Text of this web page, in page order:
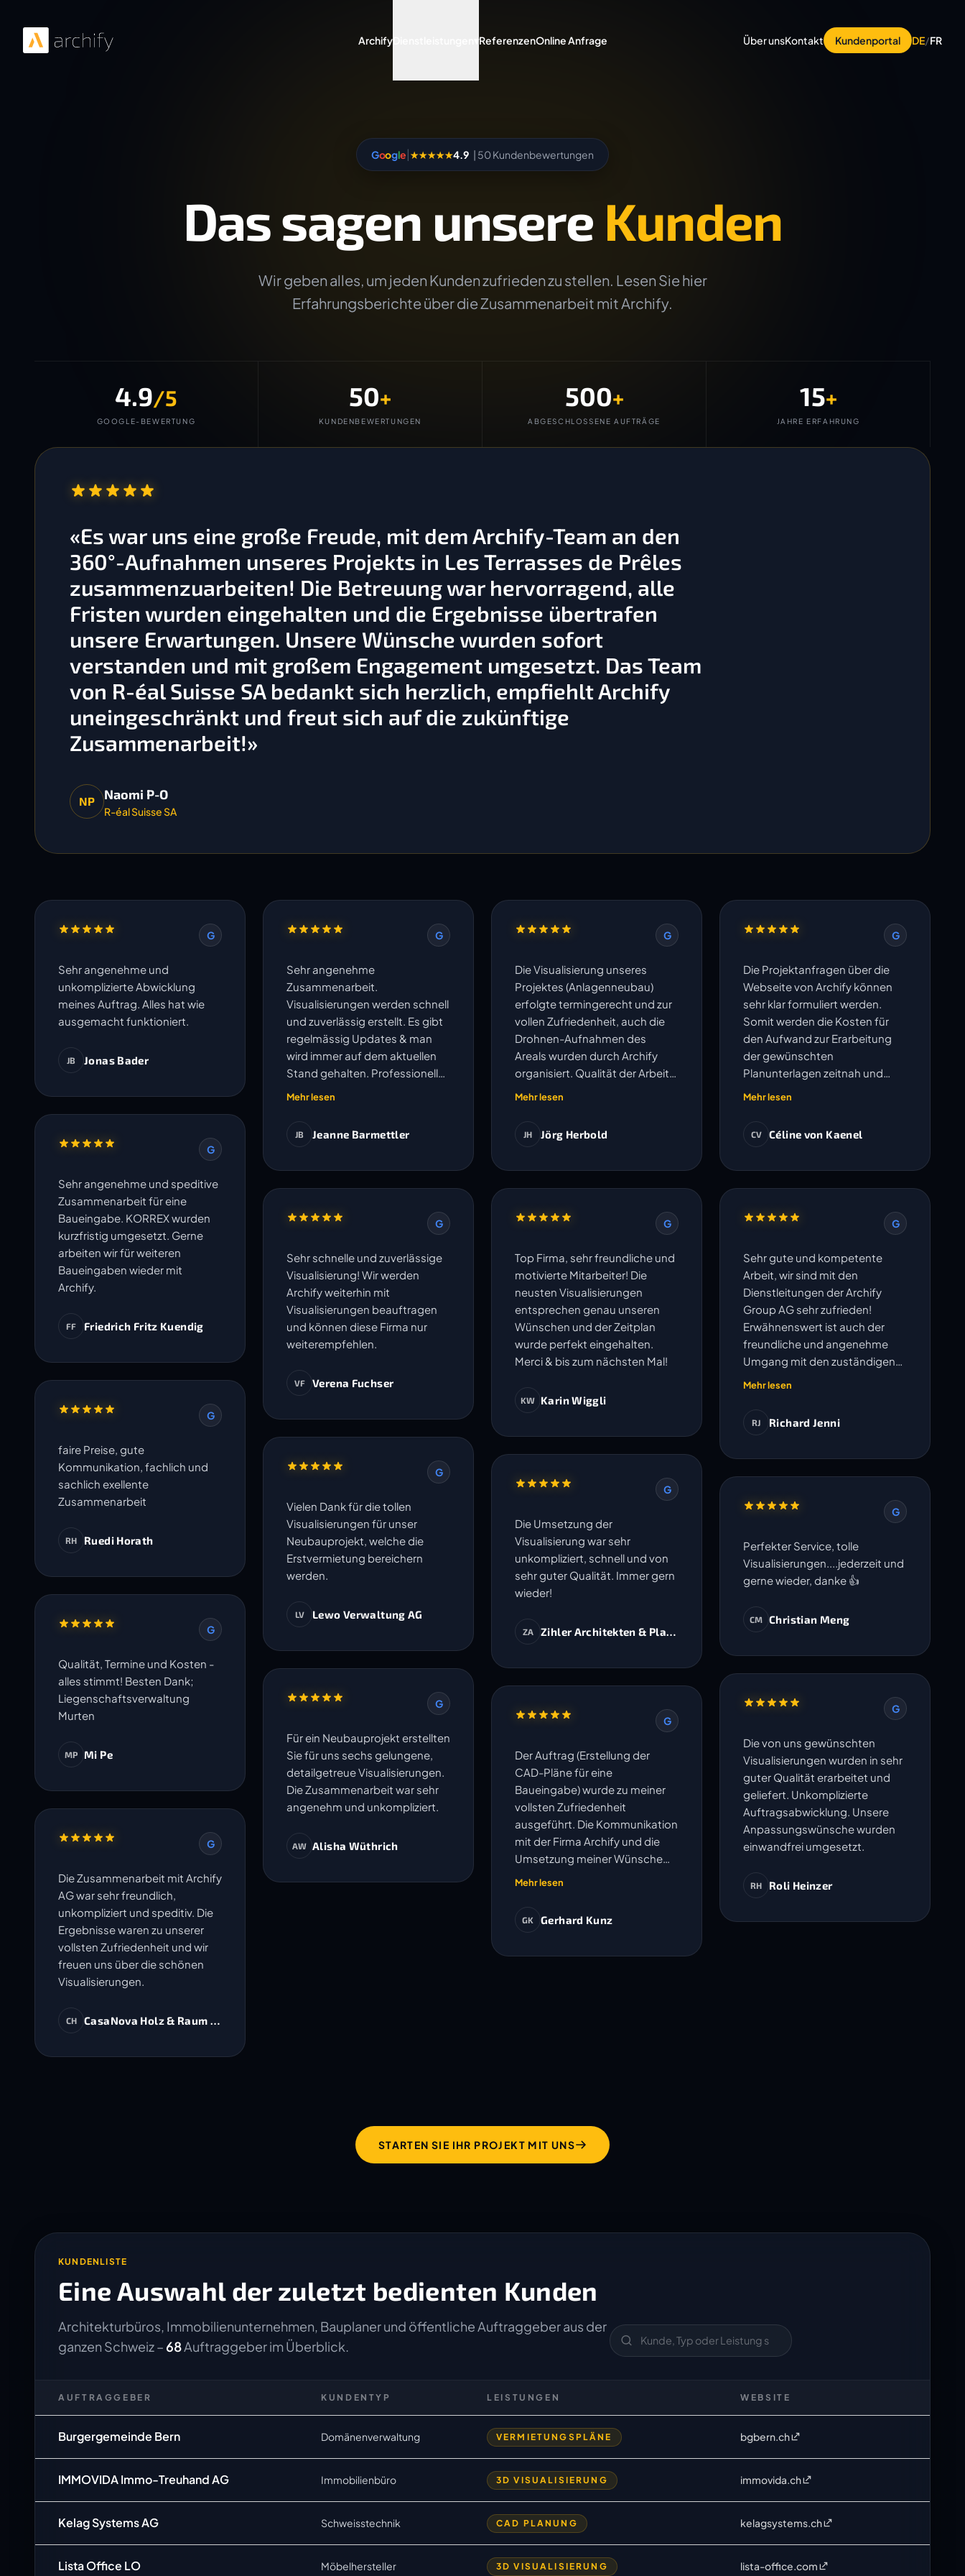
ArchifyDienstleistungen ReferenzenOnline Anfrage Über unsKontakt Kundenportal DE/FR
Google|★★★★★4.9 | 50 Kundenbewertungen
Das sagen unsere Kunden
Wir geben alles, um jeden Kunden zufrieden zu stellen. Lesen Sie hier
Erfahrungsberichte über die Zusammenarbeit mit Archify.
4.9/5
GOOGLE-BEWERTUNG
50+
KUNDENBEWERTUNGEN
500+
ABGESCHLOSSENE AUFTRÄGE
15+
JAHRE ERFAHRUNG
«Es war uns eine große Freude, mit dem Archify-Team an den
360°-Aufnahmen unseres Projekts in Les Terrasses de Prêles
zusammenzuarbeiten! Die Betreuung war hervorragend, alle
Fristen wurden eingehalten und die Ergebnisse übertrafen
unsere Erwartungen. Unsere Wünsche wurden sofort
verstanden und mit großem Engagement umgesetzt. Das Team
von R-éal Suisse SA bedankt sich herzlich, empfiehlt Archify
uneingeschränkt und freut sich auf die zukünftige
Zusammenarbeit!»
NP Naomi P-O
R-éal Suisse SA
G
Sehr angenehme und
unkomplizierte Abwicklung
meines Auftrag. Alles hat wie
ausgemacht funktioniert.
JB Jonas Bader
G
Sehr angenehme und speditive
Zusammenarbeit für eine
Baueingabe. KORREX wurden
kurzfristig umgesetzt. Gerne
arbeiten wir für weiteren
Baueingaben wieder mit
Archify.
FF Friedrich Fritz Kuendig
G
faire Preise, gute
Kommunikation, fachlich und
sachlich exellente
Zusammenarbeit
RH Ruedi Horath
G
Qualität, Termine und Kosten -
alles stimmt! Besten Dank;
Liegenschaftsverwaltung
Murten
MP Mi Pe
G
Die Zusammenarbeit mit Archify
AG war sehr freundlich,
unkompliziert und speditiv. Die
Ergebnisse waren zu unserer
vollsten Zufriedenheit und wir
freuen uns über die schönen
Visualisierungen.
CH CasaNova Holz & Raum AG
G
Sehr angenehme
Zusammenarbeit.
Visualisierungen werden schnell
und zuverlässig erstellt. Es gibt
regelmässig Updates & man
wird immer auf dem aktuellen
Stand gehalten. Professionell
und unkompliziert.
Mehr lesen
JB Jeanne Barmettler
G
Sehr schnelle und zuverlässige
Visualisierung! Wir werden
Archify weiterhin mit
Visualisierungen beauftragen
und können diese Firma nur
weiterempfehlen.
VF Verena Fuchser
G
Vielen Dank für die tollen
Visualisierungen für unser
Neubauprojekt, welche die
Erstvermietung bereichern
werden.
LV Lewo Verwaltung AG
G
Für ein Neubauprojekt erstellten
Sie für uns sechs gelungene,
detailgetreue Visualisierungen.
Die Zusammenarbeit war sehr
angenehm und unkompliziert.
AW Alisha Wüthrich
G
Die Visualisierung unseres
Projektes (Anlagenneubau)
erfolgte termingerecht und zur
vollen Zufriedenheit, auch die
Drohnen-Aufnahmen des
Areals wurden durch Archify
organisiert. Qualität der Arbeit
und Kommunikation sehr gut.
Mehr lesen
JH Jörg Herbold
G
Top Firma, sehr freundliche und
motivierte Mitarbeiter! Die
neusten Visualisierungen
entsprechen genau unseren
Wünschen und der Zeitplan
wurde perfekt eingehalten.
Merci & bis zum nächsten Mal!
KW Karin Wiggli
G
Die Umsetzung der
Visualisierung war sehr
unkompliziert, schnell und von
sehr guter Qualität. Immer gern
wieder!
ZA Zihler Architekten & Planer AG
G
Der Auftrag (Erstellung der
CAD-Pläne für eine
Baueingabe) wurde zu meiner
vollsten Zufriedenheit
ausgeführt. Die Kommunikation
mit der Firma Archify und die
Umsetzung meiner Wünsche
oder Anpassungen wurden
vorbehaltlos empfehlen. - Sie
Mehr lesen
GK Gerhard Kunz
G
Die Projektanfragen über die
Webseite von Archify können
sehr klar formuliert werden.
Somit werden die Kosten für
den Aufwand zur Erarbeitung
der gewünschten
Planunterlagen zeitnah und
transparent ausgewiesen.
Austausch betreffend offenen
umgehend bearbeitet. Die
vereinbarten Termine werden
die Zusammenarbeit in weiteren
Projekten.
Mehr lesen
CV Céline von Kaenel
G
Sehr gute und kompetente
Arbeit, wir sind mit den
Dienstleitungen der Archify
Group AG sehr zufrieden!
Erwähnenswert ist auch der
freundliche und angenehme
Umgang mit den zuständigen
Mitarbeitern.
Mehr lesen
RJ Richard Jenni
G
Perfekter Service, tolle
Visualisierungen....jederzeit und
gerne wieder, danke 👍
CM Christian Meng
G
Die von uns gewünschten
Visualisierungen wurden in sehr
guter Qualität erarbeitet und
geliefert. Unkomplizierte
Auftragsabwicklung. Unsere
Anpassungswünsche wurden
einwandfrei umgesetzt.
RH Roli Heinzer
STARTEN SIE IHR PROJEKT MIT UNS
KUNDENLISTE
Eine Auswahl der zuletzt bedienten Kunden
Architekturbüros, Immobilienunternehmen, Bauplaner und öffentliche Auftraggeber aus der
ganzen Schweiz – 68Auftraggeber im Überblick.
AUFTRAGGEBER KUNDENTYP LEISTUNGEN WEBSITE
Burgergemeinde Bern Domänenverwaltung VERMIETUNGSPLÄNE bgbern.ch
IMMOVIDA Immo-Treuhand AG Immobilienbüro 3D VISUALISIERUNG immovida.ch
Kelag Systems AG Schweisstechnik CAD PLANUNG kelagsystems.ch
Lista Office LO Möbelhersteller 3D VISUALISIERUNG lista-office.com